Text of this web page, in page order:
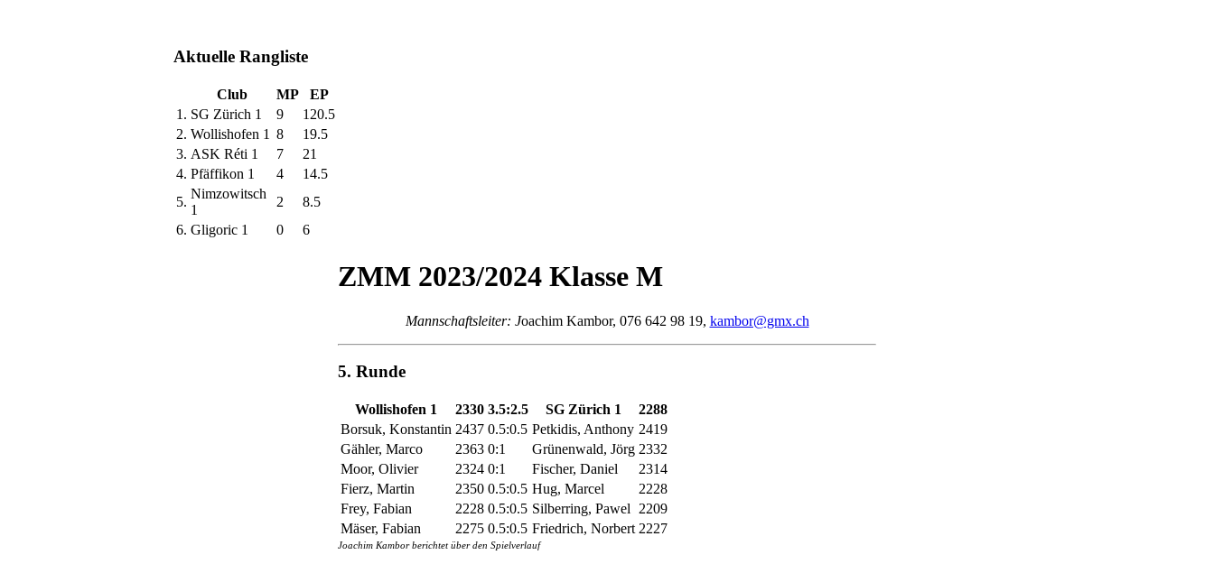
Aktuelle Rangliste
Club MP
EP
1. SG Zürich 1 9
120.5
2. Wollishofen 1 8
19.5
3. ASK Réti 1 7
21
4. Pfäffikon 1 4
14.5
5.
Nimzowitsch
1
2
8.5
6. Gligoric 1 0 6
ZMM 2023/2024 Klasse M
Mannschaftsleiter: Joachim Kambor, 076 642 98 19, kambor@gmx.ch
5. Runde
Wollishofen 1 2330 3.5:2.5 SG Zürich 1
2288
Borsuk, Konstantin 2437 0.5:0.5 Petkidis, Anthony 2419
Gähler, Marco
2363 0:1 Grünenwald, Jörg 2332
Moor, Olivier
2324 0:1 Fischer, Daniel
2314
Fierz, Martin
2350 0.5:0.5 Hug, Marcel
2228
Frey, Fabian
2228 0.5:0.5 Silberring, Pawel
2209
Mäser, Fabian
2275 0.5:0.5 Friedrich, Norbert 2227
Joachim Kambor berichtet über den Spielverlauf